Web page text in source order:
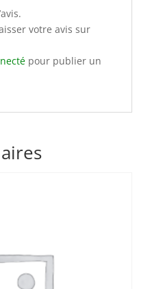
votre avis sur
pour publier un